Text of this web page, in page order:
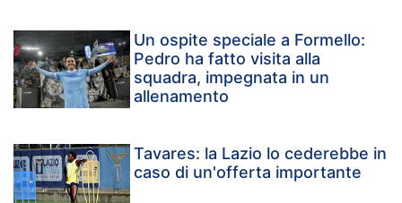
Un ospite speciale a Formello:
Pedro ha fatto visita alla
squadra, impegnata in un
allenamento
Tavares: la Lazio lo cederebbe in
caso di un'offerta importante